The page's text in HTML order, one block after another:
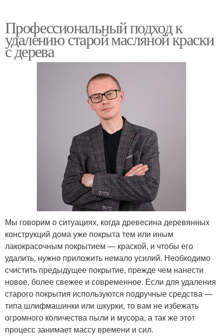
Профессиональный подход к
удалению старой масляной краски
с дерева
Мы говорим о ситуациях, когда древесина деревянных
конструкций дома уже покрыта тем или иным
лакокрасочным покрытием — краской, и чтобы его
удалить, нужно приложить немало усилий. Необходимо
счистить предыдущее покрытие, прежде чем нанести
новое, более свежее и современное. Если для удаления
старого покрытия используются подручные средства —
типа шлифмашинки или шкурки, то вам не избежать
огромного количества пыли и мусора, а так же этот
процесс занимает массу времени и сил.